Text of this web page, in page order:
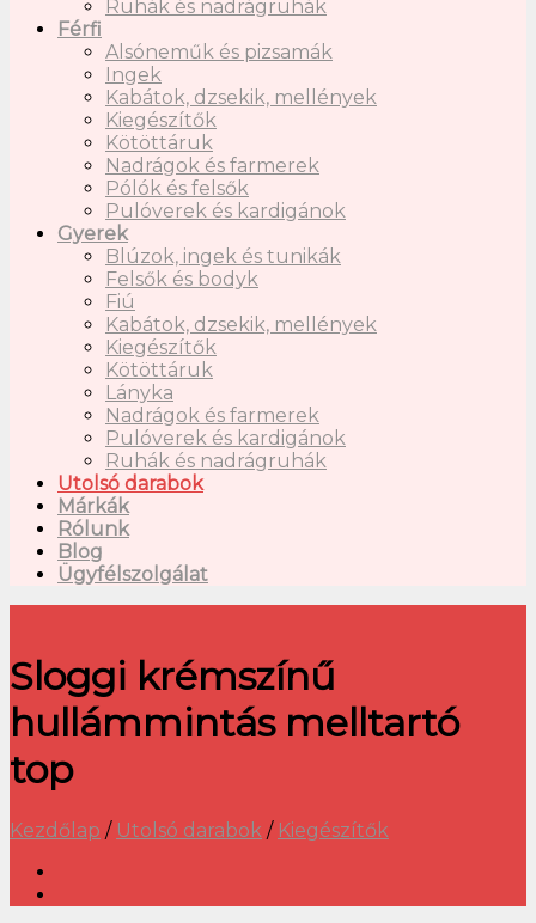
Ruhák és nadrágruhák
Férfi
Alsóneműk és pizsamák
Ingek
Kabátok, dzsekik, mellények
Kiegészítők
Kötöttáruk
Nadrágok és farmerek
Pólók és felsők
Pulóverek és kardigánok
Gyerek
Blúzok, ingek és tunikák
Felsők és bodyk
Fiú
Kabátok, dzsekik, mellények
Kiegészítők
Kötöttáruk
Lányka
Nadrágok és farmerek
Pulóverek és kardigánok
Ruhák és nadrágruhák
Utolsó darabok
Márkák
Rólunk
Blog
Ügyfélszolgálat
Sloggi krémszínű
hullámmintás melltartó
top
Kezdőlap / Utolsó darabok / Kiegészítők